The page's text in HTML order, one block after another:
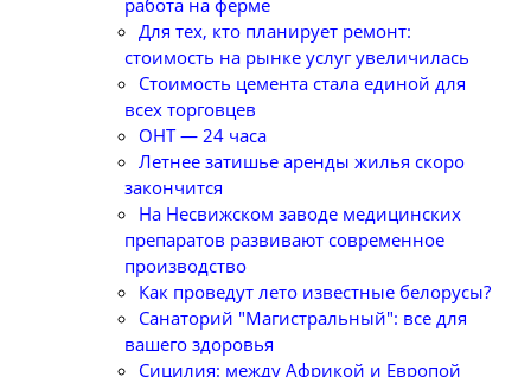
Для тех, кто планирует ремонт:
стоимость на рынке услуг увеличилась
Стоимость цемента стала единой для
всех торговцев
ОНТ — 24 часа
Летнее затишье аренды жилья скоро
закончится
На Несвижском заводе медицинских
препаратов развивают современное
производство
Как проведут лето известные белорусы?
Санаторий "Магистральный": все для
вашего здоровья
Сицилия: между Африкой и Европой